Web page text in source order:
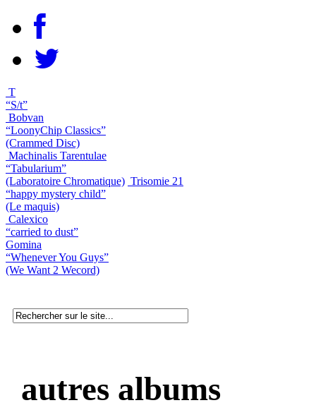
T
“S/t”
Bobvan
“LoonyChip Classics”
(Crammed Disc)
Machinalis Tarentulae
“Tabularium”
(Laboratoire Chromatique) Trisomie 21
“happy mystery child”
(Le maquis)
Calexico
“carried to dust”
Gomina
“Whenever You Guys”
(We Want 2 Wecord)
autres albums